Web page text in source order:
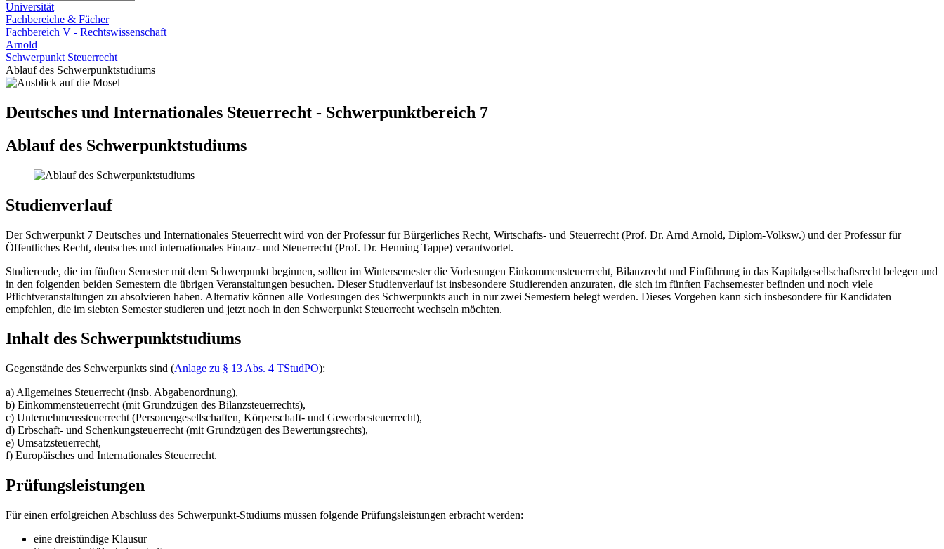
Universität
Fachbereiche & Fächer
Fachbereich V - Rechtswissenschaft
Arnold
Schwerpunkt Steuerrecht
Ablauf des Schwerpunktstudiums
Deutsches und Internationales Steuerrecht - Schwerpunktbereich 7
Ablauf des Schwerpunktstudiums
Studienverlauf
Der Schwerpunkt 7 Deutsches und Internationales Steuerrecht wird von der Professur für Bürgerliches Recht, Wirtschafts- und Steuerrecht (Prof. Dr. Arnd Arnold, Diplom-Volksw.) und der Professur für
Öffentliches Recht, deutsches und internationales Finanz- und Steuerrecht (Prof. Dr. Henning Tappe) verantwortet.
Studierende, die im fünften Semester mit dem Schwerpunkt beginnen, sollten im Wintersemester die Vorlesungen Einkommensteuerrecht, Bilanzrecht und Einführung in das Kapitalgesellschaftsrecht belegen und
in den folgenden beiden Semestern die übrigen Veranstaltungen besuchen. Dieser Studienverlauf ist insbesondere Studierenden anzuraten, die sich im fünften Fachsemester befinden und noch viele
Pflichtveranstaltungen zu absolvieren haben. Alternativ können alle Vorlesungen des Schwerpunkts auch in nur zwei Semestern belegt werden. Dieses Vorgehen kann sich insbesondere für Kandidaten
empfehlen, die im siebten Semester studieren und jetzt noch in den Schwerpunkt Steuerrecht wechseln möchten.
Inhalt des Schwerpunktstudiums
Gegenstände des Schwerpunkts sind (Anlage zu § 13 Abs. 4 TStudPO):
a) Allgemeines Steuerrecht (insb. Abgabenordnung),
b) Einkommensteuerrecht (mit Grundzügen des Bilanzsteuerrechts),
c) Unternehmenssteuerrecht (Personengesellschaften, Körperschaft- und Gewerbesteuerrecht),
d) Erbschaft- und Schenkungsteuerrecht (mit Grundzügen des Bewertungsrechts),
e) Umsatzsteuerrecht,
f) Europäisches und Internationales Steuerrecht.
Prüfungsleistungen
Für einen erfolgreichen Abschluss des Schwerpunkt-Studiums müssen folgende Prüfungsleistungen erbracht werden:
eine dreistündige Klausur